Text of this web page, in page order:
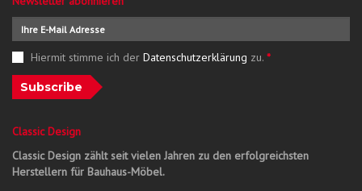
Hiermit stimme ich der Datenschutzerklärung zu. *
Subscribe
Classic Design
Classic Design zählt seit vielen Jahren zu den erfolgreichsten
Herstellern für Bauhaus-Möbel.